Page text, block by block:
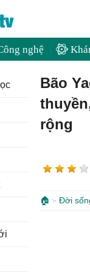
nghệ
Bão
rộng
🏠 Đời